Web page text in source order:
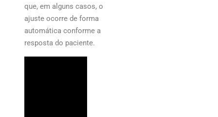
que, em alguns casos, o
ajuste ocorre de forma
automática conforme a
resposta do paciente.